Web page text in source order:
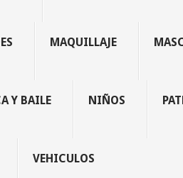
MAQUILLAJE
Y BAILE NIÑOS
VEHICULOS